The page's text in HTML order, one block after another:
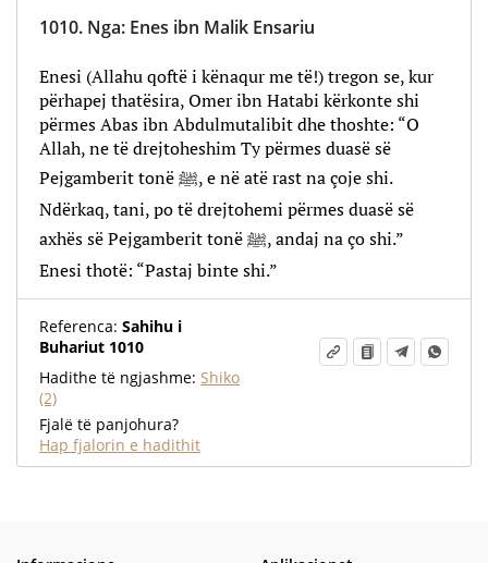
1010. Nga: Enes ibn Malik Ensariu
Enesi (Allahu qoftë i kënaqur me të!) tregon se, kur
përhapej thatësira, Omer ibn Hatabi kërkonte shi
përmes Abas ibn Abdulmutalibit dhe thoshte: “O
Allah, ne të drejtoheshim Ty përmes duasë së
Pejgamberit tonë ﷺ, e në atë rast na çoje shi.
Ndërkaq, tani, po të drejtohemi përmes duasë së
axhës së Pejgamberit tonë ﷺ, andaj na ço shi.”
Enesi thotë: “Pastaj binte shi.”
Referenca: Sahihu i
Buhariut 1010
Hadithe të ngjashme: Shiko
(2)
Fjalë të panjohura?
Hap fjalorin e hadithit